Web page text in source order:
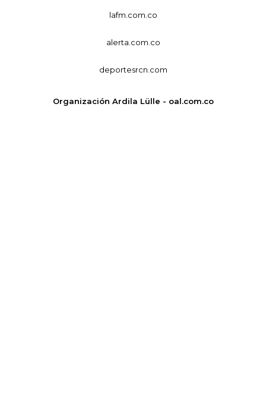
lafm.com.co
alerta.com.co
deportesrcn.com
Organización Ardila Lülle - oal.com.co